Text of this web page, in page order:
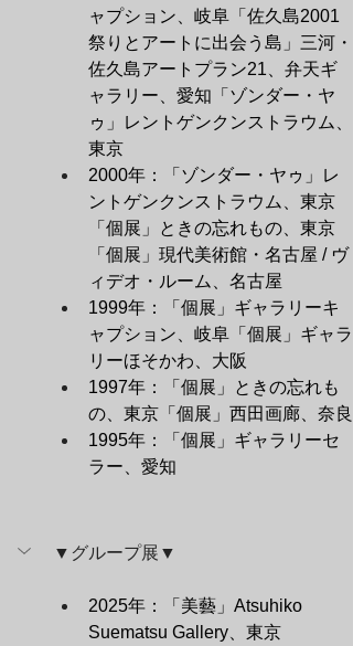
ャプション、岐阜「佐久島2001
祭りとアートに出会う島」三河・
佐久島アートプラン21、弁天ギ
ャラリー、愛知「ゾンダー・ヤ
ゥ」レントゲンクンストラウム、
東京
2000年：「ゾンダー・ヤゥ」レ
ントゲンクンストラウム、東京
「個展」ときの忘れもの、東京
「個展」現代美術館・名古屋 / ヴ
ィデオ・ルーム、名古屋
1999年：「個展」ギャラリーキ
ャプション、岐阜「個展」ギャラ
リーほそかわ、大阪
1997年：「個展」ときの忘れも
の、東京「個展」西田画廊、奈良
1995年：「個展」ギャラリーセ
ラー、愛知
▼グループ展▼
2025年：「美藝」Atsuhiko
Suematsu Gallery、東京